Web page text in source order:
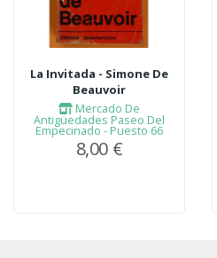
La Invitada - Simone De
Beauvoir
Mercado De
Antigüedades Paseo Del
Empecinado - Puesto 66
8,00 €